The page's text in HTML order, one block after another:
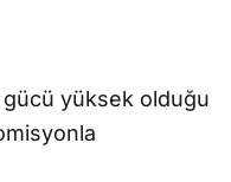
yüksek olduğu